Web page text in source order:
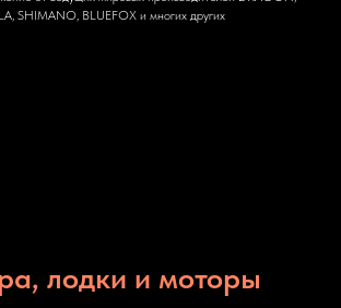
SHIMANO, BLUEFOX и многих других
лодки и моторы